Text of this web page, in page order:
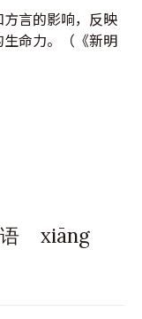
言的影响，反映
命力。（《新明
语 xiāng